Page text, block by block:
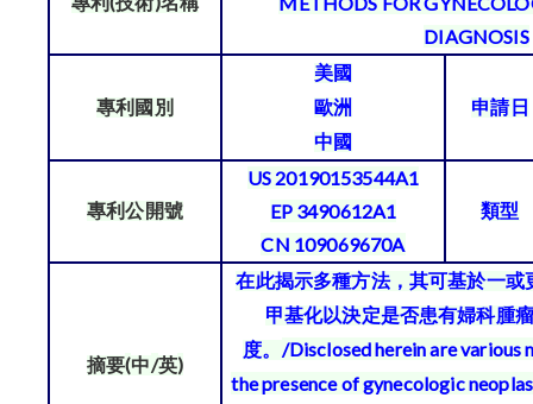
DIAGNOSIS
專利國別
美國
歐洲
中國
申請日
專利公開號
US 20190153544A1
EP 3490612A1
CN 109069670A
類型
摘要(中/英)
在此揭示多種方法，其可基於一或
甲基化以決定是否患有婦科腫
度。 /Disclosed herein are various
the presence of gynecologic